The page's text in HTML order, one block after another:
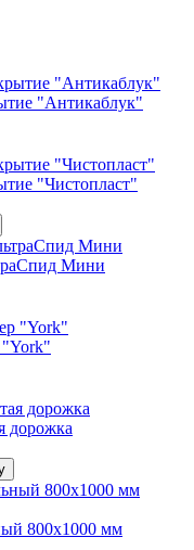
"Антикаблук"
"Чистопласт"
Мини
"York"
дорожка
800х1000 мм